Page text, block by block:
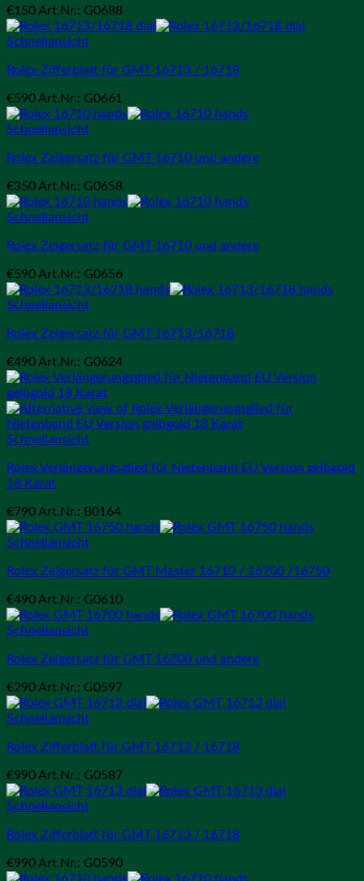
€150 Art.Nr.: G0688
Schnellansicht
Rolex Zifferblatt für GMT 16713 / 16718
€590 Art.Nr.: G0661
Schnellansicht
Rolex Zeigersatz für GMT 16710 und andere
€350 Art.Nr.: G0658
Schnellansicht
Rolex Zeigersatz für GMT 16710 und andere
€590 Art.Nr.: G0656
Schnellansicht
Rolex Zeigersatz für GMT 16713/16718
€490 Art.Nr.: G0624
Schnellansicht
Rolex Verlängerungsglied für Nietenband EU Version gelbgold
18 Karat
€790 Art.Nr.: B0164
Schnellansicht
Rolex Zeigersatz für GMT Master 16710 / 16700 /16750
€490 Art.Nr.: G0610
Schnellansicht
Rolex Zeigersatz für GMT 16700 und andere
€290 Art.Nr.: G0597
Schnellansicht
Rolex Zifferblatt für GMT 16713 / 16718
€990 Art.Nr.: G0587
Schnellansicht
Rolex Zifferblatt für GMT 16713 / 16718
€990 Art.Nr.: G0590